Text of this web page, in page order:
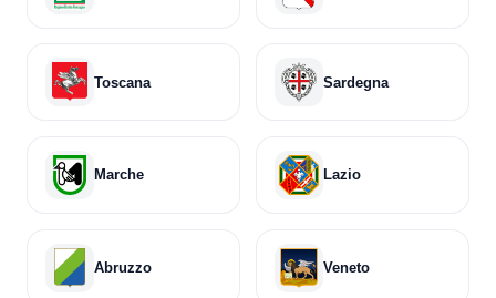
Toscana Sardegna
Marche Lazio
Abruzzo Veneto